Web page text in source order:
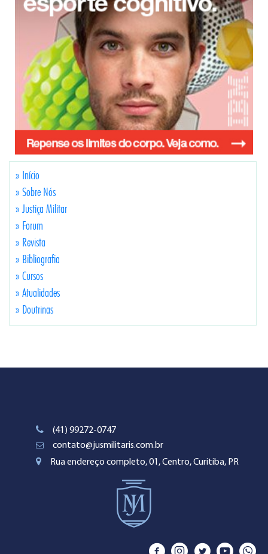
» Início
» Sobre Nós
» Justiça Militar
» Forum
» Revista
» Bibliografia
» Cursos
» Atualidades
» Doutrinas
(41) 99272-0747
contato@jusmilitaris.com.br
Rua endereço completo, 01, Centro, Curitiba, PR